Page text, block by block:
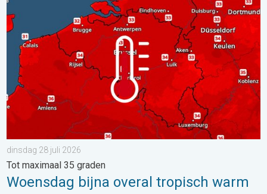
Woensdag bijna overal tropisch warm. Tot maximaal 35
dinsdag 28 juli 2026
Tot maximaal 35 graden
Woensdag bijna overal tropisch warm